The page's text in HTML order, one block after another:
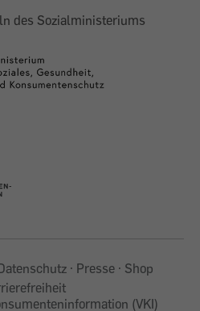
des Sozialministeriums
Presse
Shop
(VKI)